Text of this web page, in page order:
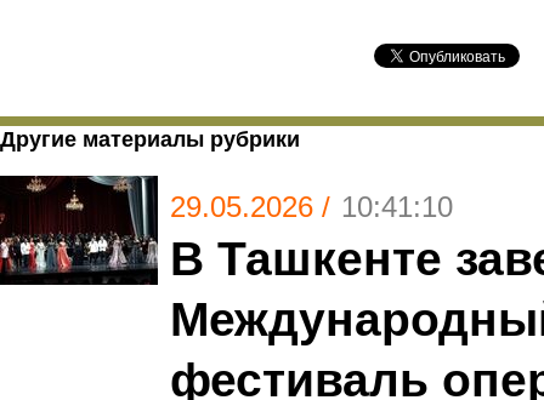
Другие материалы рубрики
29.05.2026 / 10:41:10
В Ташкенте
фестиваль